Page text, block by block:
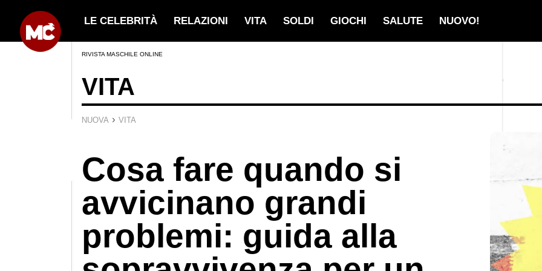
LE CELEBRITÀ RELAZIONI VITA SOLDI GIOCHI SALUTE NUOVO!
RIVISTA MASCHILE ONLINE
VITA
NUOVA › VITA
Cosa fare quando si
avvicinano grandi
problemi: guida alla